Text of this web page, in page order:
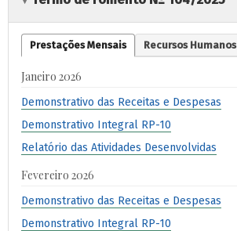
Prestações Mensais Recursos Humanos
Janeiro 2026
Demonstrativo das Receitas e Despesas
Demonstrativo Integral RP-10
Relatório das Atividades Desenvolvidas
Fevereiro 2026
Demonstrativo das Receitas e Despesas
Demonstrativo Integral RP-10